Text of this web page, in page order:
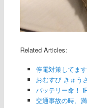
Related Articles:
停電対策してま
おむすび きゅう
バッテリー命！
交通事故の時、